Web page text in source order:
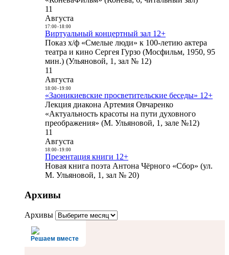
11
Августа
17:00- 18:00
Виртуальный концертный зал 12+
Показ х/ф «Смелые люди» к 100-летию актера
театра и кино Сергея Гурзо (Мосфильм, 1950, 95
мин.) (Ульяновой, 1, зал № 12)
11
Августа
18:00- 19:00
«Заоникиевские просветительские беседы» 12+
Лекция диакона Артемия Овчаренко
«Актуальность красоты на пути духовного
преображения» (М. Ульяновой, 1, зале №12)
11
Августа
18:00- 19:00
Презентация книги 12+
Новая книга поэта Антона Чёрного «Сбор» (ул.
М. Ульяновой, 1, зал № 20)
Архивы
Архивы
Решаем вместе